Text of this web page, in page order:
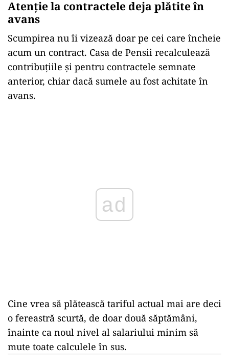
Atenție la contractele deja plătite în
avans
Scumpirea nu îi vizează doar pe cei care încheie
acum un contract. Casa de Pensii recalculează
contribuțiile și pentru contractele semnate
anterior, chiar dacă sumele au fost achitate în
avans.
ad
Cine vrea să plătească tariful actual mai are deci
o fereastră scurtă, de doar două săptămâni,
înainte ca noul nivel al salariului minim să
mute toate calculele în sus.